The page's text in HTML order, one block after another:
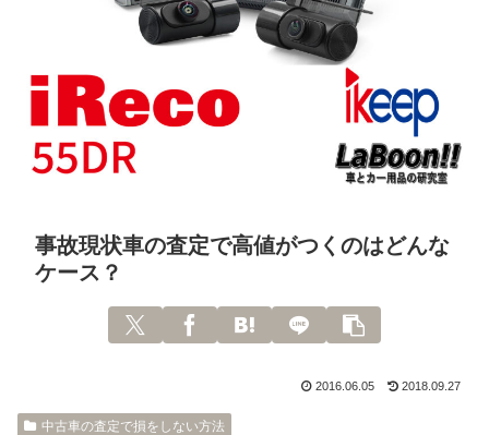
事故現状車の査定で高値がつくのはどんな
ケース？
2016.06.05 2018.09.27
中古車の査定で損をしない方法